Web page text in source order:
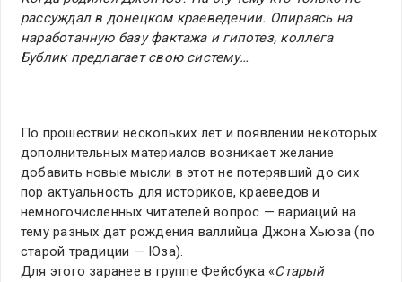
рассуждал в донецком краеведении. Опираясь на
наработанную базу фактажа и гипотез, коллега
Бублик предлагает свою систему…
По прошествии нескольких лет и появлении некоторых
дополнительных материалов возникает желание
добавить новые мысли в этот не потерявший до сих
пор актуальность для историков, краеведов и
немногочисленных читателей вопрос — вариаций на
тему разных дат рождения валлийца Джона Хьюза (по
старой традиции — Юза).
Для этого заранее в группе Фейсбука «Старый